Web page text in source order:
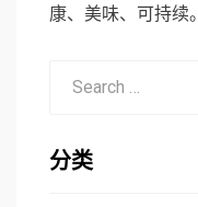
康、美味、可持续。
分类